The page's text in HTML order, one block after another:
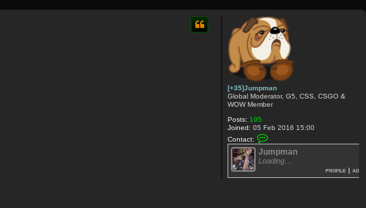
[+35]Jumpman
Global Moderator, G5, CSS, CSGO &
WOW Member
Posts: 195
Joined: 05 Feb 2016 15:00
Contact:
o
n
t
c
Jumpman
Loading…
profile | add